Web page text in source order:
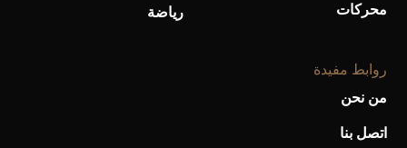
محركات رياضة
روابط مفيدة
من نحن
اتصل بنا